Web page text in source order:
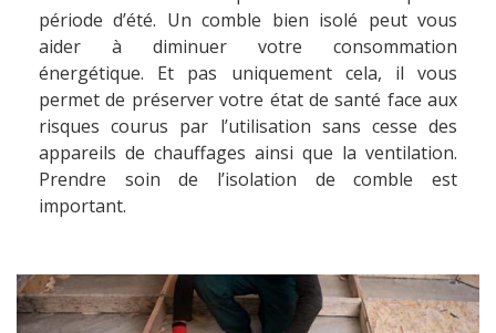
période d’été. Un comble bien isolé peut vous
aider à diminuer votre consommation
énergétique. Et pas uniquement cela, il vous
permet de préserver votre état de santé face aux
risques courus par l’utilisation sans cesse des
appareils de chauffages ainsi que la ventilation.
Prendre soin de l’isolation de comble est
important.